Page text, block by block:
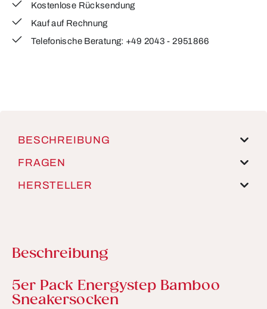
Kostenlose Rücksendung
Kauf auf Rechnung
Telefonische Beratung: +49 2043 - 2951866
BESCHREIBUNG
FRAGEN
HERSTELLER
Beschreibung
Produktinformationen
5er Pack Energystep Bamboo
Sneakersocken